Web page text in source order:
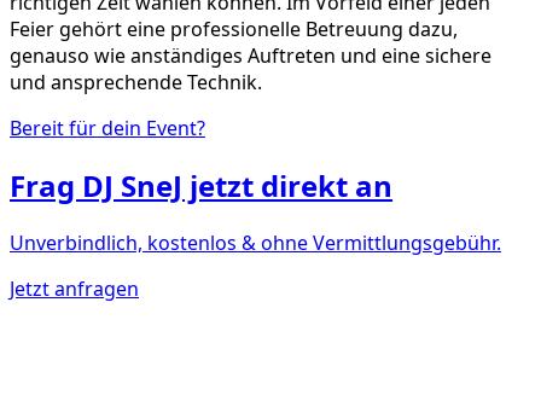
Feier gehört eine professionelle Betreuung dazu,
genauso wie anständiges Auftreten und eine sichere
und ansprechende Technik.
Bereit für dein Event?
Frag DJ SneJ jetzt direkt an
Unverbindlich, kostenlos & ohne Vermittlungsgebühr.
Jetzt anfragen